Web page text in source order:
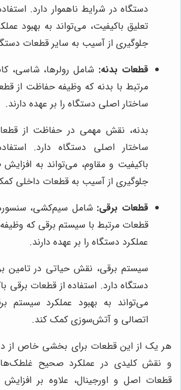
دستگاه در شرایط ناهموار دارد.
تعلیق باکیفیت، می‌تواند به بهبود
جلوگیری از آسیب به سایر قطعات
قطعات بدنه: شامل رولرها، شاسی،
مرتبط با بدنه که وظیفه حفاظت از
ساختار اصلی دستگاه را بر عهده دارند.
بدنه، نقش مهمی در حفاظت از
ساختار اصلی دستگاه دارد.
باکیفیت و مقاوم، می‌تواند به
جلوگیری از آسیب به قطعات داخلی
قطعات برقی: شامل سیم‌کشی،
قطعات مرتبط با سیستم برقی که
عملکرد دستگاه را بر عهده دارند.
سیستم برقی، نقش حیاتی در تامین
دستگاه دارد. استفاده از قطعات برقی
می‌تواند به بهبود عملکرد سیستم
اتصالی و آتش‌سوزی کمک کند.
هر یک از این قطعات برای بخشی خاص از
و نقش کلیدی در عملکرد صحیح غلطک‌ها
قطعات اصل و اورجینال، علاوه بر افزایش